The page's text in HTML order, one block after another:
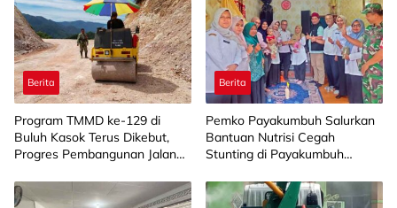
Berita
Program TMMD ke-129 di
Buluh Kasok Terus Dikebut,
Progres Pembangunan Jalan
Berita
Pemko Payakumbuh Salurkan
Bantuan Nutrisi Cegah
Stunting di Payakumbuh